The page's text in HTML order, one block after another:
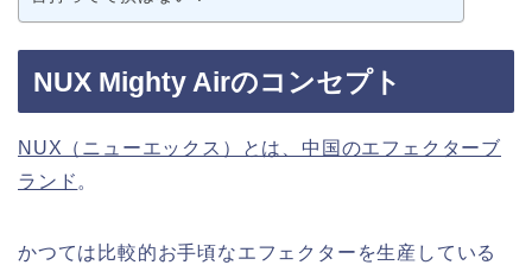
NUX Mighty Airのコンセプト
NUX（ニューエックス）とは、中国のエフェクターブ
ランド 。
かつては比較的お手頃なエフェクターを生産している